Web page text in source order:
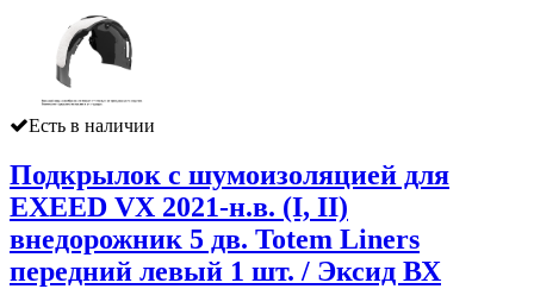
Есть в наличии
Подкрылок с шумоизоляцией для
EXEED VX 2021-н.в. (I, II)
внедорожник 5 дв. Totem Liners
передний левый 1 шт. / Эксид ВХ